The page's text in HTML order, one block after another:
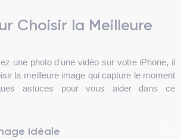
Choisir la Meilleure
une photo d'une vidéo sur votre iPhone, il
la meilleure image qui capture le moment
astuces pour vous aider dans ce
Idéale